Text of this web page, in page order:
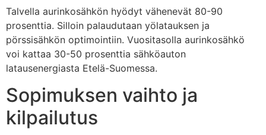
Talvella aurinkosähkön hyödyt vähenevät 80-90
prosenttia. Silloin palaudutaan yölatauksen ja
pörssisähkön optimointiin. Vuositasolla aurinkosähkö
voi kattaa 30-50 prosenttia sähköauton
latausenergiasta Etelä-Suomessa.
Sopimuksen vaihto ja
kilpailutus